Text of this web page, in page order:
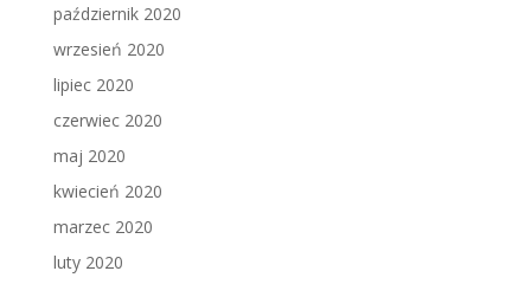
październik 2020
wrzesień 2020
lipiec 2020
czerwiec 2020
maj 2020
kwiecień 2020
marzec 2020
luty 2020